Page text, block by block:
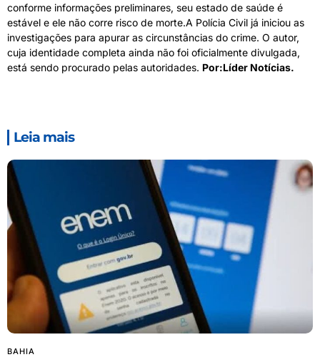
conforme informações preliminares, seu estado de saúde é
estável e ele não corre risco de morte.A Polícia Civil já iniciou as
investigações para apurar as circunstâncias do crime. O autor,
cuja identidade completa ainda não foi oficialmente divulgada,
está sendo procurado pelas autoridades. Por:Líder Notícias.
Leia mais
BAHIA